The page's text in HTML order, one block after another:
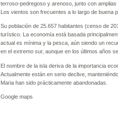
terroso-pedregoso y arenoso, junto con
Los vientos son frecuentes a lo largo de buena
Su población de 25.657 habitantes (censo de
turístico. La economía está basada
actual es mínima y la pesca, aún siendo un
en el extremo sur, aunque en los últimos años
El nombre de la isla deriva de la importancia
Actualmente están en serio declive,
Maria han sido prácticamente abandonadas.
Google maps